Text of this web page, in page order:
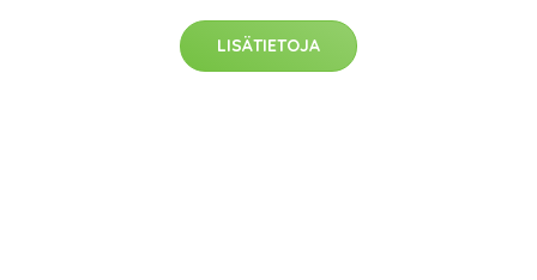
LISÄTIETOJA